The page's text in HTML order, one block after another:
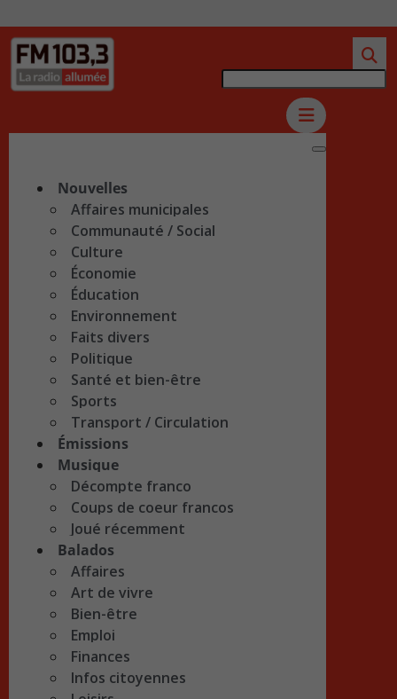
Nouvelles
Affaires municipales
Communauté / Social
Culture
Économie
Éducation
Environnement
Faits divers
Politique
Santé et bien-être
Sports
Transport / Circulation
Émissions
Musique
Décompte franco
Coups de coeur francos
Joué récemment
Balados
Affaires
Art de vivre
Bien-être
Emploi
Finances
Infos citoyennes